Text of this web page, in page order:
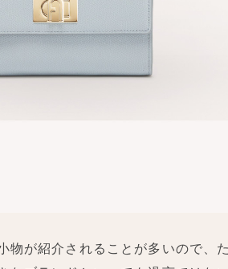
物が紹介されることが多いので、